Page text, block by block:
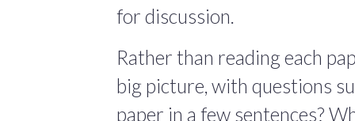
for discussion.
Rather than reading each
big picture, with questions
paper in a few sentences?